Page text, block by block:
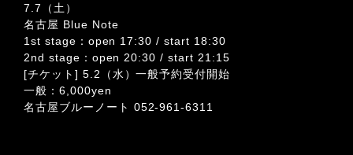
7.7（土）
名古屋 Blue Note
1st stage：open 17:30 / start 18:30
2nd stage：open 20:30 / start 21:15
[チケット] 5.2（水）一般予約受付開始
一般：6,000yen
名古屋ブルーノート 052-961-6311